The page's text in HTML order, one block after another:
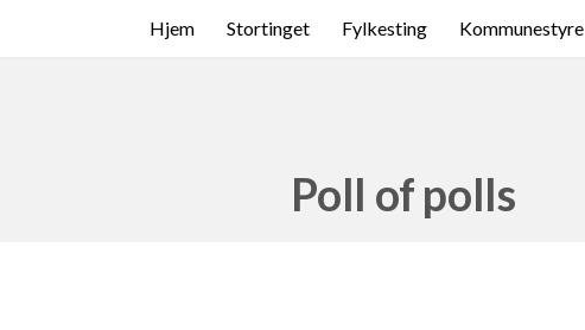
Hjem Stortinget Fylkesting Kommunestyre
Poll of polls